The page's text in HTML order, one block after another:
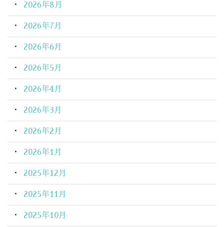
2026年8月
2026年7月
2026年6月
2026年5月
2026年4月
2026年3月
2026年2月
2026年1月
2025年12月
2025年11月
2025年10月